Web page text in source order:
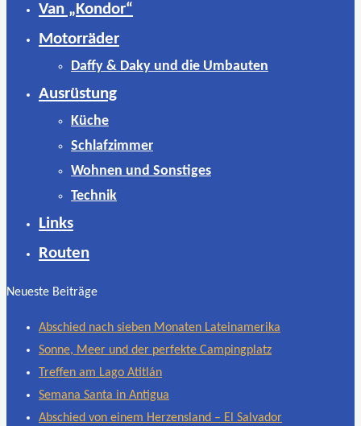
Van „Kondor“
Motorräder
Daffy & Daky und die Umbauten
Ausrüstung
Küche
Schlafzimmer
Wohnen und Sonstiges
Technik
Links
Routen
Neueste Beiträge
Abschied nach sieben Monaten Lateinamerika
Sonne, Meer und der perfekte Campingplatz
Treffen am Lago Atitlán
Semana Santa in Antigua
Abschied von einem Herzensland – El Salvador